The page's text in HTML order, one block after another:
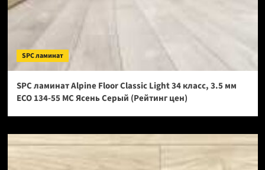
SPC ламинат
SPC ламинат Alpine Floor Classic Light 34 класс, 3.5 мм
ECO 134-55 МС Ясень Серый (Рейтинг цен)